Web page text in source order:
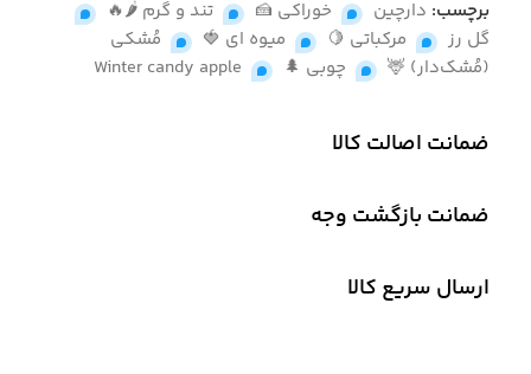
برچسب: دارچین , خوراکی 🍰 , تند و گرم 🌶🔥
,
گل رز
, مرکباتی 🍋 , میوه ای 🍓 ,
مُشکی
(مُشک‌دار) 🦌
, چوبی 🌲 ,
Winter candy apple
ضمانت اصالت کالا
ضمانت بازگشت وجه
ارسال سریع کالا